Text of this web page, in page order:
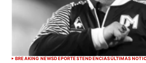
BREAKING NEWSDEPORTESTENDENCIASÚLTIMAS